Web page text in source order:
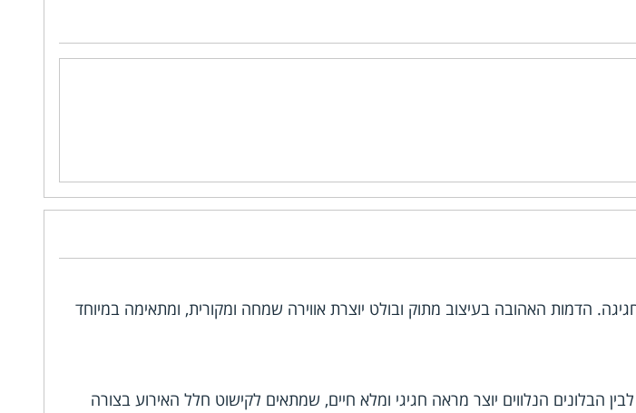
הדמות האהובה בעיצוב מתוק ובולט יוצרת אווירה שמחה ומקורית, ומתאימה במיוחד
לבין הבלונים הנלווים יוצר מראה חגיגי ומלא חיים, שמתאים לקישוט חלל האירוע בצורה